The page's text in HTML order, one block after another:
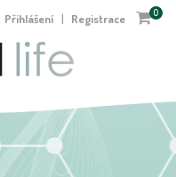
Přihlášení | Registrace 0